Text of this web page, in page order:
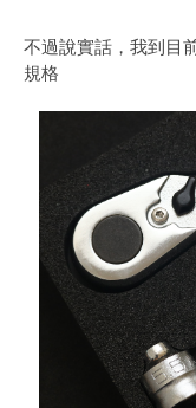
不過說實話，我到目
規格